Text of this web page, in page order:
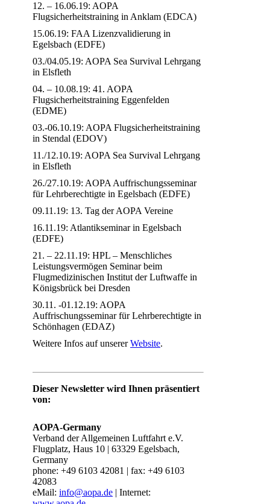
12. – 16.06.19: AOPA
Flugsicherheitstraining in Anklam (EDCA)
15.06.19: FAA Lizenzvalidierung in
Egelsbach (EDFE)
03./04.05.19: AOPA Sea Survival Lehrgang
in Elsfleth
04. – 10.08.19: 41. AOPA
Flugsicherheitstraining Eggenfelden
(EDME)
03.-06.10.19: AOPA Flugsicherheitstraining
in Stendal (EDOV)
11./12.10.19: AOPA Sea Survival Lehrgang
in Elsfleth
26./27.10.19: AOPA Auffrischungsseminar
für Lehrberechtigte in Egelsbach (EDFE)
09.11.19: 13. Tag der AOPA Vereine
16.11.19: Atlantikseminar in Egelsbach
(EDFE)
21. – 22.11.19: HPL – Menschliches
Leistungsvermögen Seminar beim
Flugmedizinischen Institut der Luftwaffe in
Königsbrück bei Dresden
30.11. -01.12.19: AOPA
Auffrischungsseminar für Lehrberechtigte in
Schönhagen (EDAZ)
Weitere Infos auf unsererWebsite.
Dieser Newsletter wird Ihnen präsentiert
von:
AOPA-Germany
Verband der Allgemeinen Luftfahrt e.V.
Flugplatz, Haus 10 | 63329 Egelsbach,
Germany
phone: +49 6103 42081 | fax: +49 6103
42083
eMail: info@aopa.de | Internet: